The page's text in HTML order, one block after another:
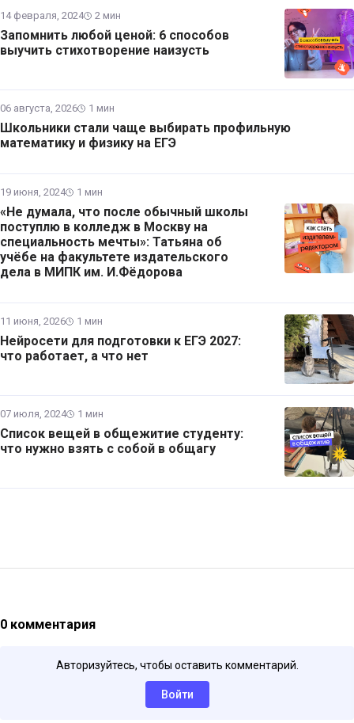
14 февраля, 2024 2 мин
Запомнить любой ценой: 6 способов
выучить стихотворение наизусть
06 августа, 2026 1 мин
Школьники стали чаще выбирать профильную
математику и физику на ЕГЭ
19 июня, 2024 1 мин
«Не думала, что после обычный школы
поступлю в колледж в Москву на
специальность мечты»: Татьяна об
учёбе на факультете издательского
дела в МИПК им. И.Фёдорова
11 июня, 2026 1 мин
Нейросети для подготовки к ЕГЭ 2027:
что работает, а что нет
07 июля, 2024 1 мин
Список вещей в общежитие студенту:
что нужно взять с собой в общагу
0 комментария
Авторизуйтесь, чтобы оставить комментарий.
Войти